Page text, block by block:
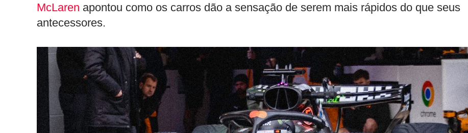
McLaren apontou como os carros dão a sensação de serem mais rápidos do que seus
antecessores.